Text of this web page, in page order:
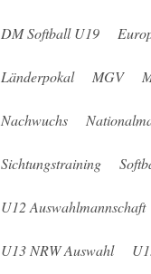
DM Softball U19
Länderpokal MGV
Nachwuchs
Sichtungstraining
U12 Auswahlmannschaft
U13 NRW Auswahl